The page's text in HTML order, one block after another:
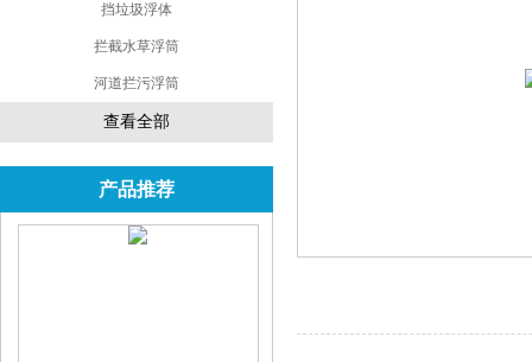
挡垃圾浮体
拦截水草浮筒
河道拦污浮筒
查看全部
产品推荐